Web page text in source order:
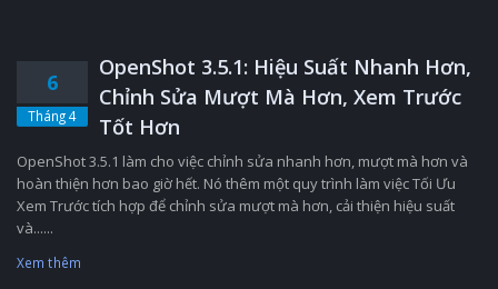
6
Tháng 4
OpenShot 3.5.1: Hiệu Suất Nhanh Hơn,
Chỉnh Sửa Mượt Mà Hơn, Xem Trước
Tốt Hơn
OpenShot 3.5.1 làm cho việc chỉnh sửa nhanh hơn, mượt mà hơn và
hoàn thiện hơn bao giờ hết. Nó thêm một quy trình làm việc Tối Ưu
Xem Trước tích hợp để chỉnh sửa mượt mà hơn, cải thiện hiệu suất
và......
Xem thêm